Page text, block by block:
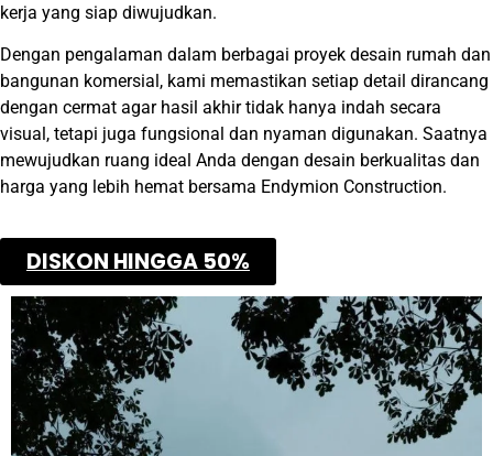
kerja yang siap diwujudkan.
Dengan pengalaman dalam berbagai proyek desain rumah dan
bangunan komersial, kami memastikan setiap detail dirancang
dengan cermat agar hasil akhir tidak hanya indah secara
visual, tetapi juga fungsional dan nyaman digunakan. Saatnya
mewujudkan ruang ideal Anda dengan desain berkualitas dan
harga yang lebih hemat bersama Endymion Construction.
DISKON HINGGA 50%